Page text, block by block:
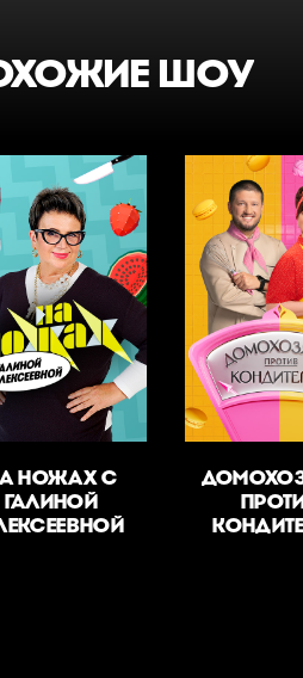
ШОУ
НОЖАХ С
ГАЛИНОЙ